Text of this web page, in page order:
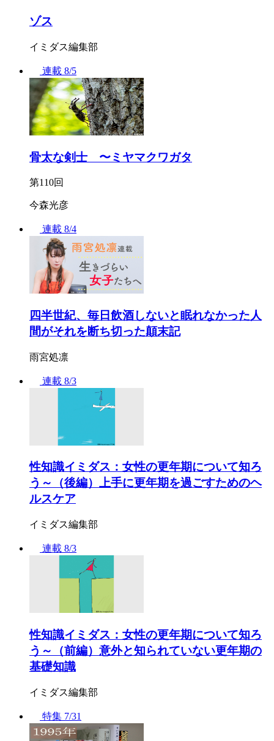
ゾス
イミダス編集部
連載 8/5
骨太な剣士 〜ミヤマクワガタ
第110回
今森光彦
連載 8/4
四半世紀、毎日飲酒しないと眠れなかった人
間がそれを断ち切った顛末記
雨宮処凛
連載 8/3
性知識イミダス：女性の更年期について知ろ
う～（後編）上手に更年期を過ごすためのヘ
ルスケア
イミダス編集部
連載 8/3
性知識イミダス：女性の更年期について知ろ
う～（前編）意外と知られていない更年期の
基礎知識
イミダス編集部
特集 7/31